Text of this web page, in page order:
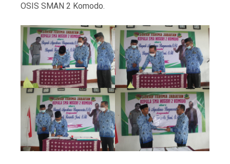
OSIS SMAN 2 Komodo.